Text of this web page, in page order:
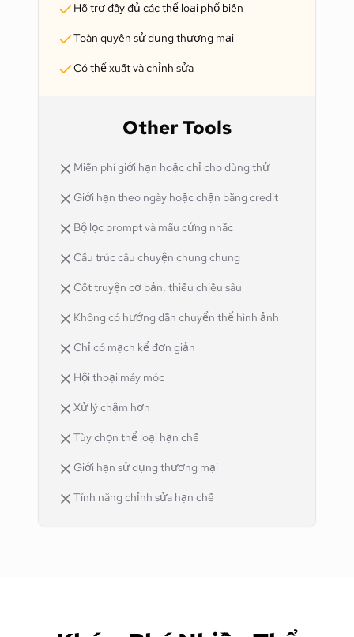
Hỗ trợ đầy đủ các thể loại phổ biến
Toàn quyền sử dụng thương mại
Có thể xuất và chỉnh sửa
Other Tools
Miễn phí giới hạn hoặc chỉ cho dùng thử
Giới hạn theo ngày hoặc chặn bằng credit
Bộ lọc prompt và mẫu cứng nhắc
Cấu trúc câu chuyện chung chung
Cốt truyện cơ bản, thiếu chiều sâu
Không có hướng dẫn chuyển thể hình ảnh
Chỉ có mạch kể đơn giản
Hội thoại máy móc
Xử lý chậm hơn
Tùy chọn thể loại hạn chế
Giới hạn sử dụng thương mại
Tính năng chỉnh sửa hạn chế